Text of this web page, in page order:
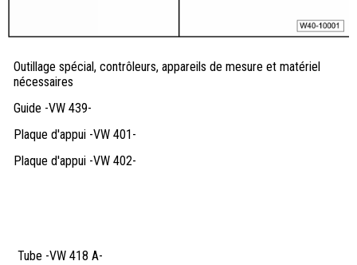
Outillage spécial, contrôleurs, appareils de mesure et matériel
nécessaires
Guide -VW 439-
Plaque d'appui -VW 401-
Plaque d'appui -VW 402-
Tube -VW 418 A-